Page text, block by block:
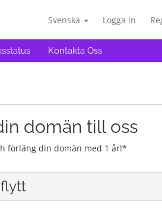
Svenska Logga in
Kontakta Oss
domän till oss
förläng din domän med 1 år!*